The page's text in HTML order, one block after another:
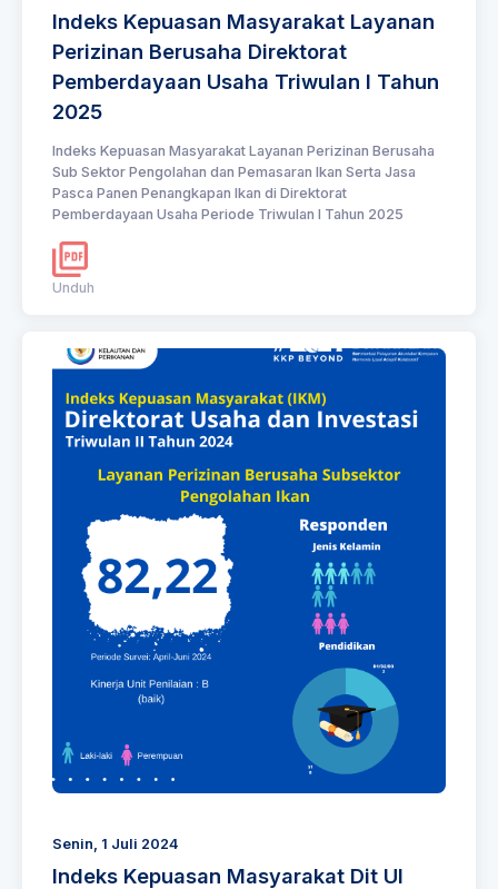
Indeks Kepuasan Masyarakat Layanan
Perizinan Berusaha Direktorat
Pemberdayaan Usaha Triwulan I Tahun
2025
Indeks Kepuasan Masyarakat Layanan Perizinan Berusaha
Sub Sektor Pengolahan dan Pemasaran Ikan Serta Jasa
Pasca Panen Penangkapan Ikan di Direktorat
Pemberdayaan Usaha Periode Triwulan I Tahun 2025
Unduh
Senin, 1 Juli 2024
Indeks Kepuasan Masyarakat Dit UI